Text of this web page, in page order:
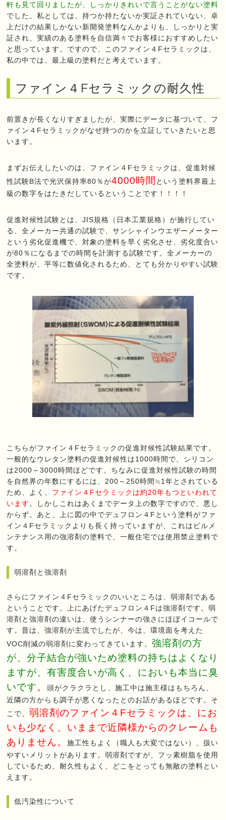
軒も見て回りましたが、しっかりきれいで言うことがない塗料
でした。私としては、持つか持たないか実証されていない、卓
上だけの結果しかない新開発塗料なんかよりも、しっかりと実
証され、実績のある塗料を自信満々でお客様におすすめしたい
と思っています。ですので、このファイン４Fセラミックは、
私の中では、最上級の塗料だと考えています。
ファイン４Fセラミックの耐久性
前置きが長くなりすぎましたが、実際にデータに基づいて、フ
ァイン４Fセラミックがなぜ持つのかを立証していきたいと思
います。
まずお伝えしたいのは、ファイン４Fセラミックは、促進対候
性試験B法で光沢保持率80％が4000時間 という塗料界最上
級の数字をはたきだしているということです！！！！
促進対候性試験とは、JIS規格（日本工業規格）が施行してい
る、全メーカー共通の試験で、サンシャインウエザーメーター
という劣化促進機で、対象の塗料を早く劣化させ、劣化度合い
が80％になるまでの時間を計測する試験です。全メーカーの
全塗料が、平等に数値化されるため、とても分かりやすい試験
です。
こちらがファイン４Fセラミックの促進対候性試験結果です。
一般的なウレタン塗料の促進対候性は1000時間で、シリコン
は2000～3000時間ほどです。ちなみに促進対候性試験の時間
を自然界の年数にするには、200～250時間≒1年とされている
ため、よく、 ファイン４Fセラミックは約20年もつといわれて
います 。しかしこれはあくまでデータ上の数字ですので、悪し
からず。あと、上に図の中でデュフロン４Fという塗料がファ
イン４Fセラミックよりも長く持っていますが、これはビルメ
ンテナンス用の強溶剤の塗料で、一般住宅では使用禁止塗料で
す。
弱溶剤と強溶剤
さらにファイン４Fセラミックのいいところは、弱溶剤である
ということです。上にあげたデュフロン４Fは強溶剤です。弱
溶剤と強溶剤の違いは、使うシンナーの強さにほぼイコールで
す。昔は、強溶剤が主流でしたが、今は、環境面を考えた
VOC削減の弱溶剤に変わってきています。強溶剤の方
が、分子結合が強いため塗料の持ちはよくなり
ますが、有害度合いが高く、においも本当に臭
いです。頭がクラクラとし、施工中は施主様はもちろん、
近隣の方からも調子が悪くなったとのお話があるほどです。そ
こで、弱溶剤のファイン４Fセラミックは、にお
いも少なく、いままで近隣様からのクレームも
ありません。施工性もよく（職人も大変ではない）、扱い
やすいメリットがあります。弱溶剤ですが、フッ素樹脂を使用
しているため、耐久性もよく、どこをとっても無敵の塗料とい
えます。
低汚染性について